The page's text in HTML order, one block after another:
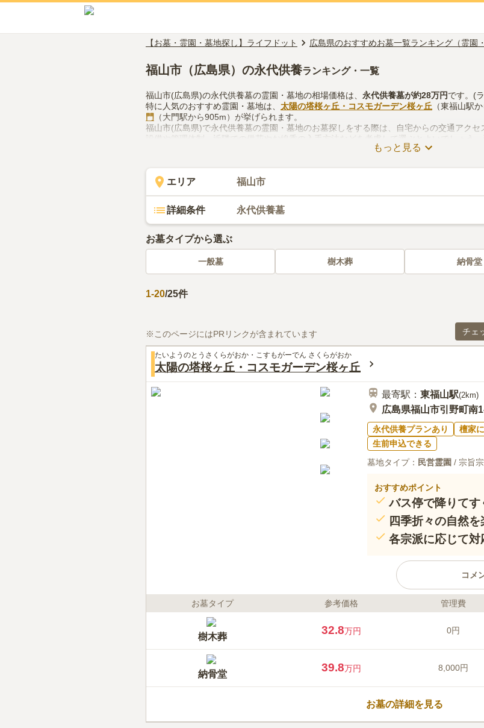
【お墓・霊園・墓地探し】ライフドット 広島県のおすすめお墓一覧ランキング（霊園
福山市（広島県）の永代供養ランキング・一覧
福山市(広島県)の永代供養墓の霊園・墓地の相場価格は、 永代供養墓が約28万円です。(
特に人気のおすすめ霊園・墓地は、 太陽の塔桜ヶ丘・コスモガーデン桜ヶ丘 （東福山駅
門 （大門駅から905m）が挙げられます。
福山市(広島県)で永代供養墓の霊園・墓地のお墓探しをする際は、自宅からの交通アク
設備や管理体制、近隣での供花やお線香の入手方法などを考慮して選ぶとよいでしょう
もっと見る
エリア 福山市
詳細条件 永代供養墓
お墓タイプから選ぶ
一般墓 樹木葬 納骨堂
1-20/25件
※このページにはPRリンクが含まれています チェ
たいようのとうさくらがおか・こすもがーでん さくらがおか
太陽の塔桜ヶ丘・コスモガーデン桜ヶ丘
最寄駅： 東福山駅(2km)
広島県福山市引野町南
永代供養プランあり 檀家
生前申込できる
墓地タイプ： 民営霊園 / 宗旨宗
おすすめポイント
バス停で降りてす
四季折々の自然を
各宗派に応じて対
コメ
ライフドット編集部のコメン
合同供養塔から終
施された納骨堂は
る樹木葬や、管理
然に囲れて福山市
口コミ評価
この霊園はまだ誰からも評価
お墓タイプ 参考価格 管理費
樹木葬
32.8万円 0円
納骨堂
39.8万円 8,000円
お墓の詳細を見る